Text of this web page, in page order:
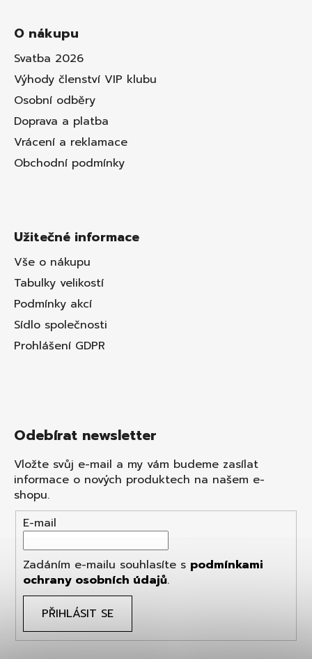
O nákupu
Svatba 2026
Výhody členství VIP klubu
Osobní odběry
Doprava a platba
Vrácení a reklamace
Obchodní podmínky
Užitečné informace
Vše o nákupu
Tabulky velikostí
Podmínky akcí
Sídlo společnosti
Prohlášení GDPR
Odebírat newsletter
Vložte svůj e-mail a my vám budeme zasílat
informace o nových produktech na našem e-
shopu.
E-mail
Zadáním e-mailu souhlasíte s podmínkami
ochrany osobních údajů.
PŘIHLÁSIT SE